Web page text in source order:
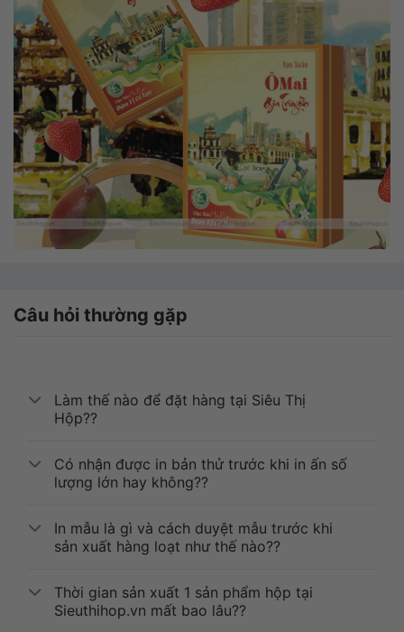
Câu hỏi thường gặp
Làm thế nào để đặt hàng tại Siêu Thị
Hộp??
Có nhận được in bản thử trước khi in ấn số
lượng lớn hay không??
In mẫu là gì và cách duyệt mẫu trước khi
sản xuất hàng loạt như thế nào??
Thời gian sản xuất 1 sản phẩm hộp tại
Sieuthihop.vn mất bao lâu??